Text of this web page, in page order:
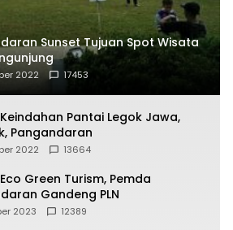
Sunset Tujuan Spot Wisata
2022 17453
Pantai Legok Jawa,
Pangandaran
2022 13664
Green Turism, Pemda
Gandeng PLN
2023 12389